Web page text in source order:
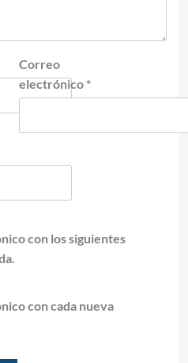
Correo
electrónico *
con los siguientes
con cada nueva